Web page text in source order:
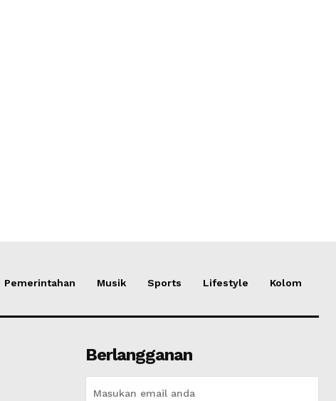
Pemerintahan Musik Sports Lifestyle Kolom
Berlangganan